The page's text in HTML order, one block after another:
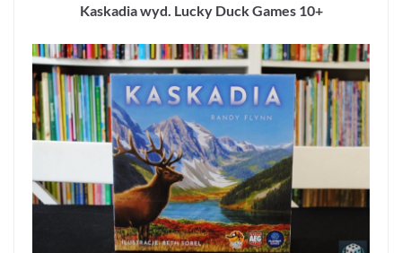
Kaskadia wyd. Lucky Duck Games 10+